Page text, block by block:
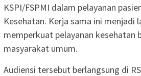
KSPI/FSPMI dalam pelayanan
Kesehatan. Kerja sama ini menjadi
memperkuat pelayanan kesehatan
masyarakat umum.
Audiensi tersebut berlangsung di